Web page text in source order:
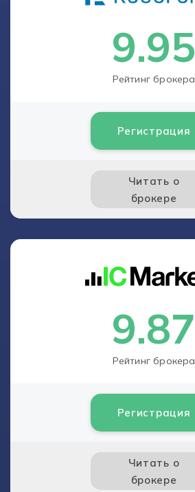
9.95
Рейтинг брокера
Регистрация
Читать о
брокере
9.87
Рейтинг брокера
Регистрация
Читать о
брокере